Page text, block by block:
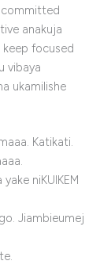
committed
anakuja
focused
vibaya
ukamilishe
Katikati.
niKUIKEM
Jiambieumej